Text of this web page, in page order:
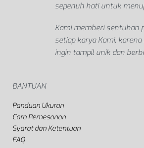
sepenuh hati untuk
Kami memberi sentuhan
setiap karya Kami,
ingin tampil unik dan
BANTUAN
Panduan Ukuran
Cara Pemesanan
Syarat dan Ketentuan
FAQ